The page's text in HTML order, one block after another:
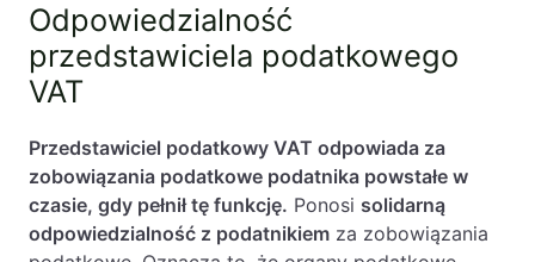
Odpowiedzialność
przedstawiciela podatkowego
VAT
Przedstawiciel podatkowy VAT odpowiada za
zobowiązania podatkowe podatnika powstałe w
czasie, gdy pełnił tę funkcję. Ponosi solidarną
odpowiedzialność z podatnikiem za zobowiązania